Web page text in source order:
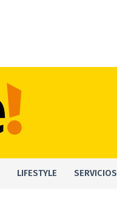
LIFESTYLE SERVICIOS